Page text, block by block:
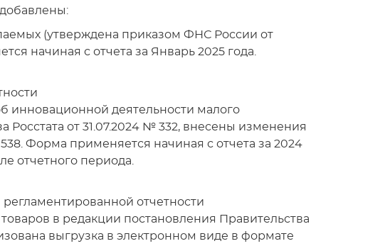
(утверждена приказом ФНС России от
начиная с отчета за Январь 2025 года.
инновационной деятельности малого
от 31.07.2024 № 332, внесены изменения
538. Форма применяется начиная с отчета за 2024
отчетного периода.
отчетности
в редакции постановления Правительства
выгрузка в электронном виде в формате